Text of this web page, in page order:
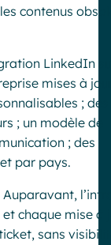
contenus
LinkedIn
mises à
;
; un modèle de
; des
par pays.
chaque mise à
sans